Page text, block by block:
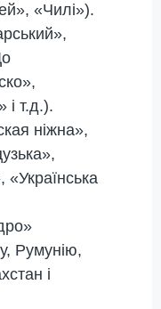
«Чилі»).
т.д.).
ніжна»,
Румунію,
і